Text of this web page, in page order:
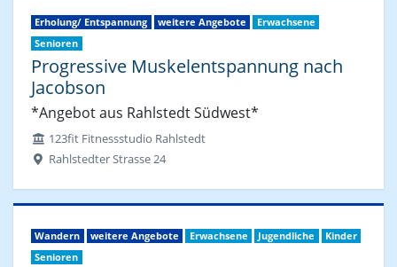
Erholung/ Entspannung weitere Angebote
Erwachsene
Senioren
Progressive Muskelentspannung nach
Jacobson
*Angebot aus Rahlstedt Südwest*
123fit Fitnessstudio Rahlstedt
Rahlstedter Strasse 24
Wandern weitere Angebote Erwachsene Jugendliche
Kinder
Senioren